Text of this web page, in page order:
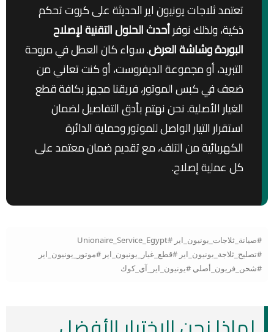
تعتمد ثلاجات يونيون اير الحديثة على كروت تحكم
ذكية، ولذلك نوفرأحدث الحلول التقنية لإصلاح
البوردة وشاشة العرض. سواء كان العطل في مروحة
التبريد، أو مجموعة الديفروست، أو كنت تعاني من
ضعف في كبس الموتور، فريقنا مجهز بكافة قطع
الغيار الأصلية. نحن نهتم بأدق التفاصيل لضمان
استقرار التيار الواصل للموتور وحماية الدائرة
الكهربائية من التلف، مع تقديم ضمان معتمد على
كل عملية إصلاح.
#صيانة_ثلاجات_يونيون_اير #Unionaire_Service_Egypt
#تصليح_ثلاجة_يونيون_اير #قطع_غيار_يونيون_اير #موتور_يونيون_اير
#شحن_فريون_أصلي #يونيون_اير_آي_كوك